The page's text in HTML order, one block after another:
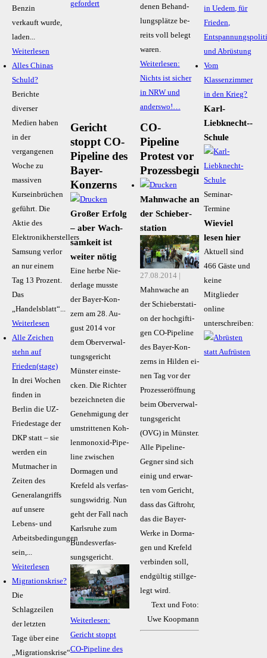
Benzin
verkauft wurde,
laden...
Weiterlesen
Alles Chinas
Schuld?
Berichte
diverser
Medien haben
in der
vergangenen
Woche zu
massiven
Kurseinbrüchen
geführt. Die
Aktie des
Elektronikherstellers
Samsung verlor
an nur einem
Tag 13 Prozent.
Das
„Handelsblatt“...
Weiterlesen
Alle Zeichen
stehn auf
Frieden(stage)
In drei Wochen
finden in
Berlin die UZ-
Friedestage der
DKP statt – sie
werden ein
Mutmacher in
Zeiten des
Generalangriffs
auf unsere
Lebens- und
Arbeitsbedingungen
sein,...
Weiterlesen
Migrationskrise?
Die
Schlagzeilen
der letzten
Tage über eine
„Migrationskrise“
gefordert
de­nen Be­hand­
lungs­plät­ze be­
reits voll be­legt
wa­ren.
Weiterlesen:
Nichts ist sicher
in NRW und
anderswo!…
Gericht
stoppt CO-
Pipeline des
Bayer-
Konzerns
Großer Erfolg
– aber Wach­
sam­keit ist
weiter nötig
Ei­ne her­be Nie­
der­la­ge muss­te
der Bay­er-Kon­
zern am 28. Au­
gust 2014 vor
dem Ober­ver­wal­
tungs­ge­richt
Müns­ter ein­ste­
cken. Die Rich­ter
be­zeich­ne­ten die
Ge­neh­mi­gung der
um­strit­te­nen Koh­
len­mon­oxid-Pipe­
line zwi­schen
Dor­ma­gen und
Kre­feld als ver­fas­
sungs­wid­rig. Nun
geht der Fall nach
Karls­ru­he zum
Bun­des­ver­fas­
sungs­ge­richt.
Weiterlesen:
Gericht stoppt
CO-Pipeline des
CO-
Pipeline
Protest vor
Prozessbeginn
Mahn­wa­che an
der Schie­ber­
sta­ti­on
27.08.2014 |
Mahn­wa­che an
der Schie­ber­sta­ti­
on der hoch­gif­ti­
gen CO-Pipe­line
des Bay­er-Kon­
zerns in Hil­den ei­
nen Tag vor der
Pro­zess­er­öff­nung
beim Ober­ver­wal­
tungs­ge­richt
(OVG) in Müns­ter.
Al­le Pipe­line-
Geg­ner sind sich
ei­nig und er­war­
ten vom Ge­richt,
dass das Gift­rohr,
das die Bay­er-
Wer­ke in Dor­ma­
gen und Kre­feld
verbinden soll,
end­gül­tig still­ge­
legt wird.
Text und Foto:
Uwe Koopmann
in Uedem, für
Frieden,
und Abrüstung
Vom
Klassenzimmer
in den Krieg?
Karl-
Liebknecht-­
Schule
Seminar-
Termine
Wieviel
lesen hier
Aktuell sind
466 Gäste und
keine
Mitglieder
online
unterschreiben: